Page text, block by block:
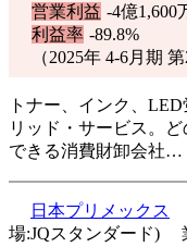
営業利益 -4億
利益率 -89.8%
（2025年 4-6月期
トナー、インク、
リッド・サービス。
できる消費財卸会社…
日本プリメックス
場:JQスタンダード)